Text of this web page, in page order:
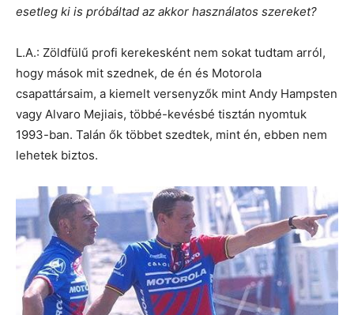
esetleg ki is próbáltad az akkor használatos szereket?
L.A.: Zöldfülű profi kerekesként nem sokat tudtam arról,
hogy mások mit szednek, de én és Motorola
csapattársaim, a kiemelt versenyzők mint Andy Hampsten
vagy Alvaro Mejiais, többé-kevésbé tisztán nyomtuk
1993-ban. Talán ők többet szedtek, mint én, ebben nem
lehetek biztos.